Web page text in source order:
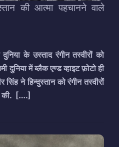
की आत्मा पहचानने वाले
के उस्ताद रंगीन तस्वीरों को
दुनिया में ब्लैक एण्ड व्हाइट फ़ोटो ही
ने हिन्दुस्तान को रंगीन तस्वीरों
[….]